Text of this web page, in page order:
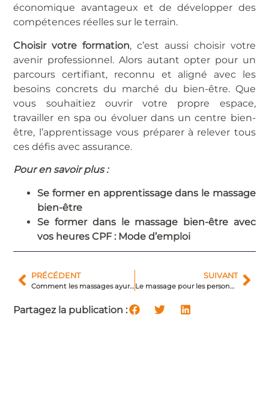
économique avantageux et de développer des
compétences réelles sur le terrain.
Choisir votre formation, c’est aussi choisir votre
avenir professionnel. Alors autant opter pour un
parcours certifiant, reconnu et aligné avec les
besoins concrets du marché du bien-être. Que
vous souhaitiez ouvrir votre propre espace,
travailler en spa ou évoluer dans un centre bien-
être, l’apprentissage vous préparer à relever tous
ces défis avec assurance.
Pour en savoir plus :
Se former en apprentissage dans le massage
bien-être
Se former dans le massage bien-être avec
vos heures CPF : Mode d’emploi
PRÉCÉDENT
Comment les massages ayurvédiques améliorent la beauté de la peau et des cheveux ?
SUIVANT
Le massage pour les personnes âgées : qu’est-ce que ça apporte ?
Partagez la publication :